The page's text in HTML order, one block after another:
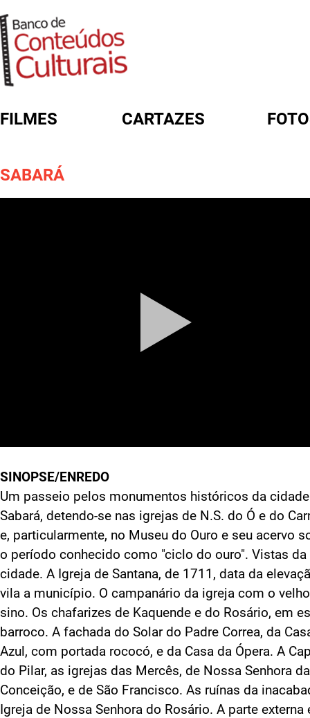
FILMES CARTAZES
SABARÁ
SINOPSE/ENREDO
Um passeio pelos monumentos históricos da
Sabará, detendo-se nas igrejas de N.S. do Ó e do
e, particularmente, no Museu do Ouro e seu acervo
o período conhecido como "ciclo do ouro". Vistas da
cidade. A Igreja de Santana, de 1711, data da
vila a município. O campanário da igreja com o velho
sino. Os chafarizes de Kaquende e do Rosário, em
barroco. A fachada do Solar do Padre Correa, da
Azul, com portada rococó, e da Casa da Ópera. A
do Pilar, as igrejas das Mercês, de Nossa Senhora da
Conceição, e de São Francisco. As ruínas da
Igreja de Nossa Senhora do Rosário. A parte externa